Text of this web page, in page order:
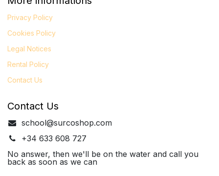
Privacy Policy
Cookies Policy
Legal Notices
Rental Policy
Contact Us
Contact Us
school@surcoshop.com
+34 633 608 727
No answer, then we'll be on the water and call you
back as soon as we can